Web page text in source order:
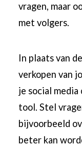
vragen, maar
met volgers.
In plaats van
verkopen van
je social
tool. Stel
bijvoorbeeld
beter kan